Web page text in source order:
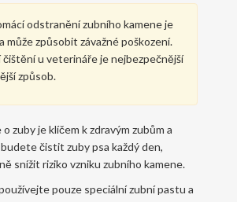
odstranění zubního kamene je
může způsobit závažné poškození.
čištění u veterináře je nejbezpečnější
způsob.
zuby je klíčem k zdravým zubům a
čistit zuby psa každý den,
snížit riziko vzniku zubního kamene.
pouze speciální zubní pastu a